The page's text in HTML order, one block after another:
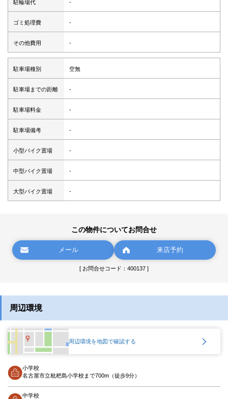
駐輪場代 -
ゴミ処理費 -
その他費用 -
駐車場種別 空無
駐車場までの距離 -
駐車場料金 -
駐車場備考 -
小型バイク置場 -
中型バイク置場 -
大型バイク置場 -
この物件についてお問合せ
メール 来店予約
[ お問合せコード：400137 ]
周辺環境
周辺環境を地図で確認する
小学校
名古屋市立枇杷島小学校まで700m（徒歩9分）
中学校